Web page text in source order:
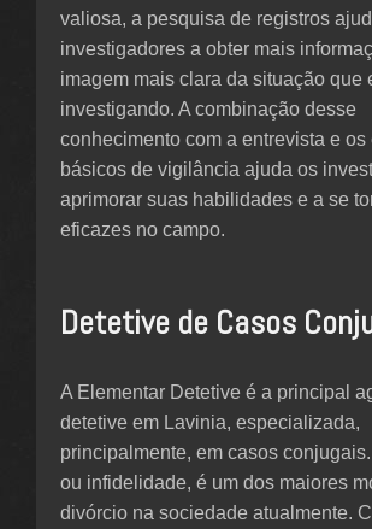
valiosa, a pesquisa de registros
investigadores a obter mais
imagem mais clara da situação que
investigando. A combinação desse
conhecimento com a entrevista e os
básicos de vigilância ajuda os
aprimorar suas habilidades e a se
eficazes no campo.
Detetive de Casos
A Elementar Detetive é a principal
detetive em Lavinia, especializada,
principalmente, em casos
ou infidelidade, é um dos maiores
divórcio na sociedade atualmente.